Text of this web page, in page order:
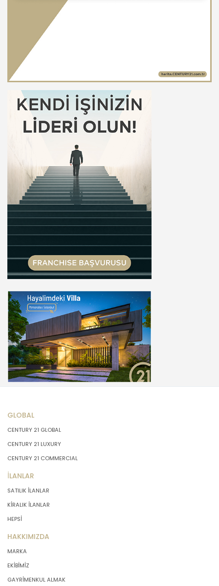
GLOBAL
CENTURY 21 GLOBAL
CENTURY 21 LUXURY
CENTURY 21 COMMERCIAL
İLANLAR
SATILIK İLANLAR
KİRALIK İLANLAR
HEPSİ
HAKKIMIZDA
MARKA
EKİBİMİZ
GAYRİMENKUL ALMAK